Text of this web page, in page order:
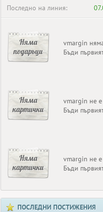
Последно на линия:
Няма
подаръци
vmargin
Бъди
Няма
картички
vmargin не
Бъди
Няма
картички
vmargin не
Бъди
ПОСЛЕДНИ ПОСТИЖЕНИЯ